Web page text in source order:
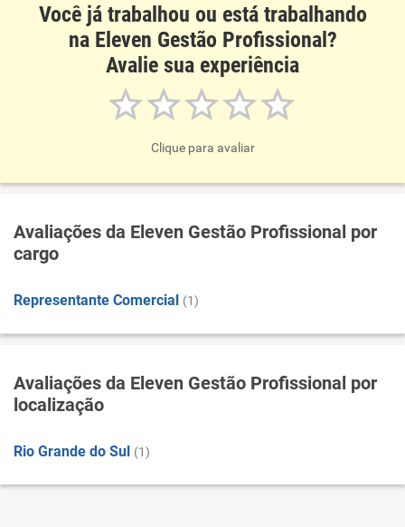
Você já trabalhou ou está trabalhando
na Eleven Gestão Profissional?
Avalie sua experiência
Clique para avaliar
Avaliações da Eleven Gestão Profissional por
cargo
Representante Comercial (1)
Avaliações da Eleven Gestão Profissional por
localização
Rio Grande do Sul (1)